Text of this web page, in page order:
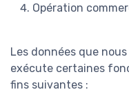
Opération
Les données que
exécute certaines
fins suivantes :